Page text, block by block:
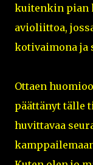
kuitenkin pian
avioliittoa,
kotivaimona ja
Ottaen
päättänyt tälle
huvittavaa